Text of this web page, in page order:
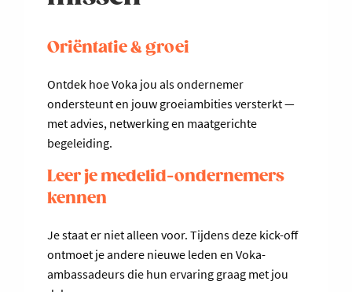
Oriëntatie & groei
Ontdek hoe Voka jou als ondernemer
ondersteunt en jouw groeiambities versterkt —
met advies, netwerking en maatgerichte
begeleiding.
Leer je medelid-ondernemers
kennen
Je staat er niet alleen voor. Tijdens deze kick-off
ontmoet je andere nieuwe leden en Voka-
ambassadeurs die hun ervaring graag met jou